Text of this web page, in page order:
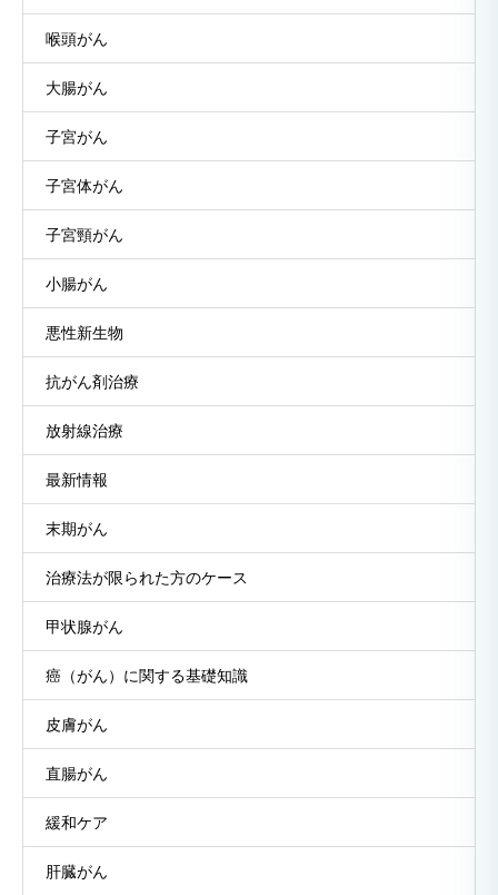
喉頭がん
大腸がん
子宮がん
子宮体がん
子宮頸がん
小腸がん
悪性新生物
抗がん剤治療
放射線治療
最新情報
末期がん
治療法が限られた方のケース
甲状腺がん
癌（がん）に関する基礎知識
皮膚がん
直腸がん
緩和ケア
肝臓がん